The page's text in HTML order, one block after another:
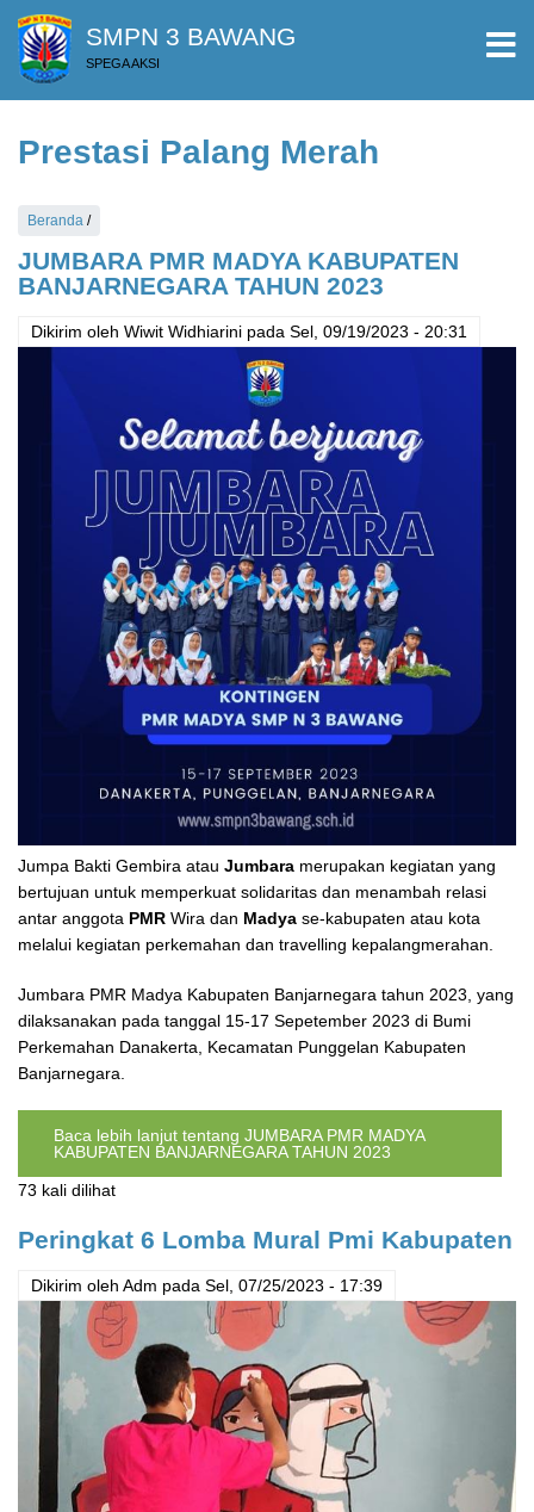
Lompat
SMPN 3 BAWANG
SPEGA AKSI
Prestasi Palang Merah
Beranda /
JUMBARA PMR MADYA KABUPATEN
BANJARNEGARA TAHUN 2023
Dikirim oleh Wiwit Widhiarini pada Sel, 09/19/2023 - 20:31
Jumpa Bakti Gembira atau Jumbara merupakan kegiatan yang
bertujuan untuk memperkuat solidaritas dan menambah relasi
antar anggota PMR Wira dan Madya se-kabupaten atau kota
melalui kegiatan perkemahan dan travelling kepalangmerahan.
Jumbara PMR Madya Kabupaten Banjarnegara tahun 2023, yang
dilaksanakan pada tanggal 15-17 Sepetember 2023 di Bumi
Perkemahan Danakerta, Kecamatan Punggelan Kabupaten
Banjarnegara.
Baca lebih lanjut tentang JUMBARA PMR MADYA
KABUPATEN BANJARNEGARA TAHUN 2023
73 kali dilihat
Peringkat 6 Lomba Mural Pmi Kabupaten
Dikirim oleh Adm pada Sel, 07/25/2023 - 17:39